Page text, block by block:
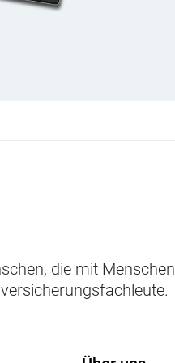
die mit Menschen